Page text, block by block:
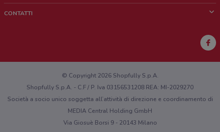
Lavora con noi
Richieste commerciali e marketing
CONTATTI
Hai un malfunzionamento sul web o sull'app?
© Copyright 2026 Shopfully S.p.A.
Shopfully S.p.A. - C.F / P. Iva 03156531208 REA: MI-2029270
Società a socio unico soggetta all’attività di direzione e coordinamento di
MEDIA Central Holding GmbH
Via Giosuè Borsi 9 - 20143 Milano